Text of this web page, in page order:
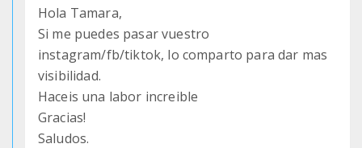
Hola Tamara,
Si me puedes pasar vuestro
instagram/fb/tiktok, lo comparto para dar mas
visibilidad.
Haceis una labor increible
Gracias!
Saludos.